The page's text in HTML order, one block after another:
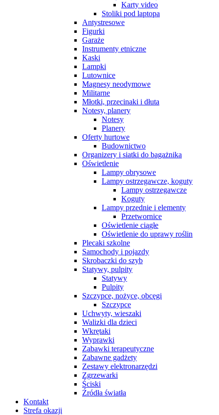
Karty video
Stoliki pod laptopa
Antystresowe
Figurki
Garaże
Instrumenty etniczne
Kaski
Lampki
Lutownice
Magnesy neodymowe
Militarne
Młotki, przecinaki i dłuta
Notesy, planery
Notesy
Planery
Oferty hurtowe
Budownictwo
Organizery i siatki do bagażnika
Oświetlenie
Lampy obrysowe
Lampy ostrzegawcze, koguty
Lampy ostrzegawcze
Koguty
Lampy przednie i elementy
Przetwornice
Oświetlenie ciągłe
Oświetlenie do uprawy roślin
Plecaki szkolne
Samochody i pojazdy
Skrobaczki do szyb
Statywy, pulpity
Statywy
Pulpity
Szczypce, nożyce, obcęgi
Szczypce
Uchwyty, wieszaki
Walizki dla dzieci
Wkrętaki
Wyprawki
Zabawki terapeutyczne
Zabawne gadżety
Zestawy elektronarzędzi
Zgrzewarki
Ściski
Źródła światła
Kontakt
Strefa okazji